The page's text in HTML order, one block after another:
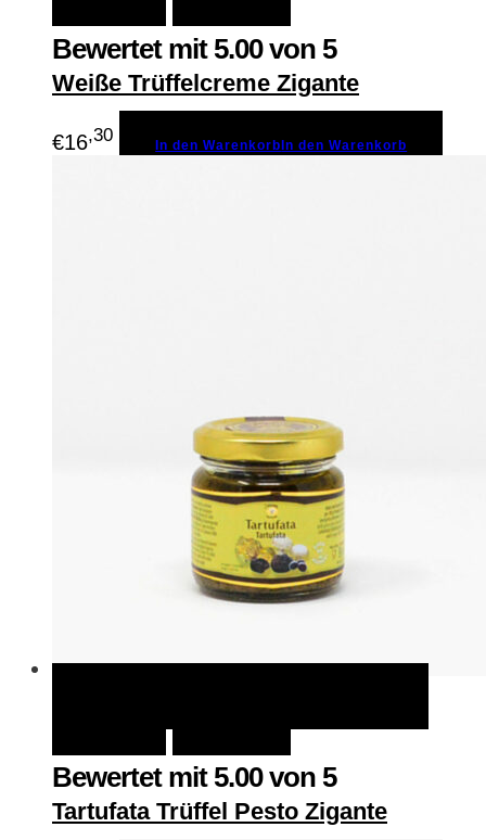
Bewertet mit 5.00von 5
Weiße Trüffelcreme Zigante
€16,30 In den WarenkorbIn den Warenkorb
Bewertet mit 5.00von 5
Tartufata Trüffel Pesto Zigante